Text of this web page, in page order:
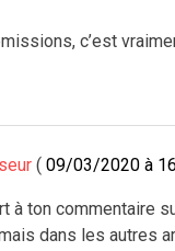
c’est
09/03/2020 à
à ton commentaire
dans les autres